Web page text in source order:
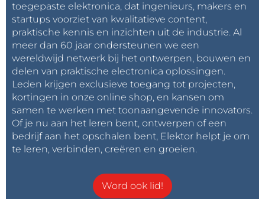
toegepaste elektronica, dat ingenieurs, makers en
startups voorziet van kwalitatieve content,
praktische kennis en inzichten uit de industrie. Al
meer dan 60 jaar ondersteunen we een
wereldwijd netwerk bij het ontwerpen, bouwen en
delen van praktische electronica oplossingen.
Leden krijgen exclusieve toegang tot projecten,
kortingen in onze online shop, en kansen om
samen te werken met toonaangevende innovators.
Of je nu aan het leren bent, ontwerpen of een
bedrijf aan het opschalen bent, Elektor helpt je om
te leren, verbinden, creëren en groeien.
Word ook lid!